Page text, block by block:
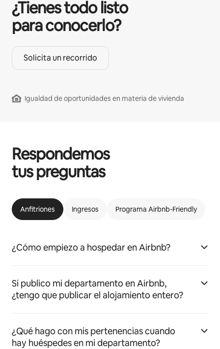
¿Tienes todo listo
para conocerlo?
Solicita un recorrido
Igualdad de oportunidades en materia de vivienda
Respondemos
tus preguntas
Anfitriones Ingresos Programa Airbnb-Friendly
¿Cómo empiezo a hospedar en Airbnb?
Si publico mi departamento en Airbnb,
¿tengo que publicar el alojamiento entero?
¿Qué hago con mis pertenencias cuando
hay huéspedes en mi departamento?